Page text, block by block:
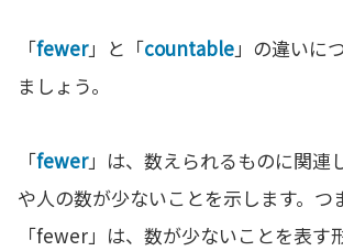
「fewer」と「countable」の違いに
ましょう。
「fewer」は、数えられるものに関連
や人の数が少ないことを示します。つ
「fewer」は、数が少ないことを表す